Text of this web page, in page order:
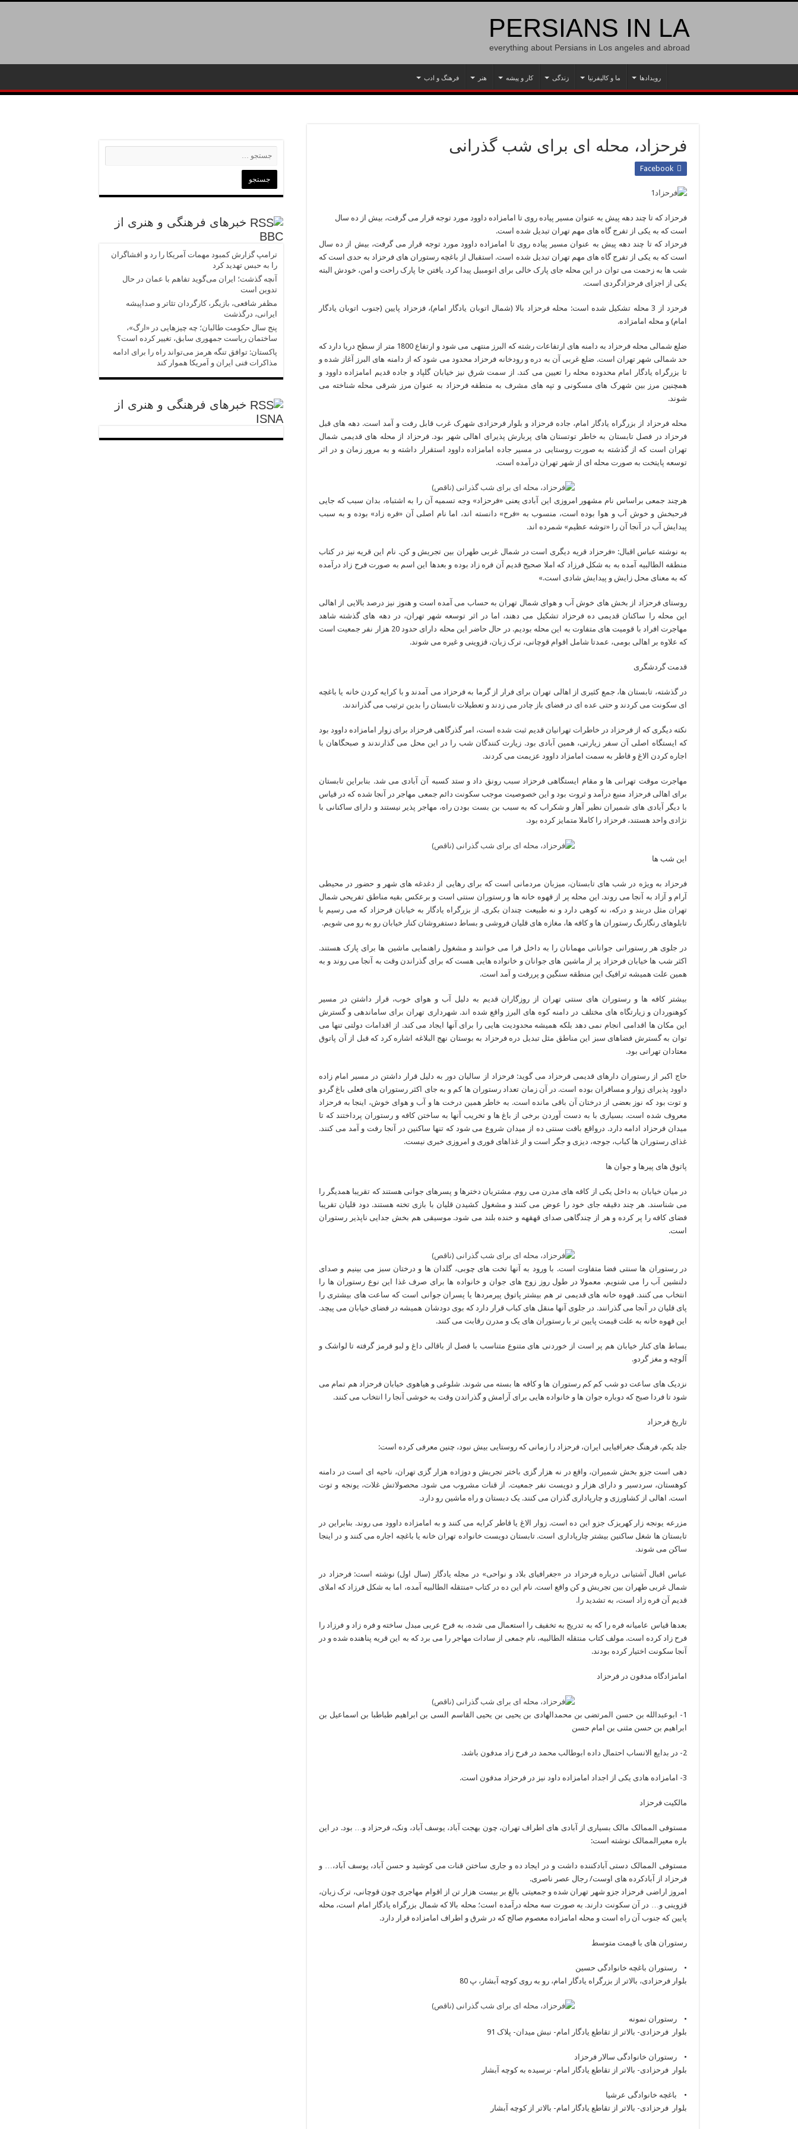
PERSIANS IN LA
everything about Persians in Los angeles and abroad
رویدادها ما و کالیفرنیا زندگی کار و پیشه هنر فرهنگ و ادب
فرحزاد، محله ای برای شب گذرانی
Facebook
فرحزاد که تا چند دهه پیش به عنوان مسیر پیاده روی تا امامزاده داوود مورد توجه قرار می گرفت، بیش از ده سال
است که به یکی از تفرج گاه های مهم تهران تبدیل شده است.
فرحزاد که تا چند دهه پیش به عنوان مسیر پیاده روی تا امامزاده داوود مورد توجه قرار می گرفت، بیش از ده سال
است که به یکی از تفرج گاه های مهم تهران تبدیل شده است. استقبال از باغچه رستوران های فرحزاد به حدی است که
شب ها به زحمت می توان در این محله جای پارک خالی برای اتومبیل پیدا کرد. یافتن جا پارک راحت و امن، خودش البته
یکی از اجزای فرحزادگردی است.
فرحزد از 3 محله تشکیل شده است: محله فرحزاد بالا (شمال اتوبان یادگار امام)، فزحزاد پایین (جنوب اتوبان یادگار
امام) و محله امامزاده.
ضلع شمالی محله فرحزاد به دامنه های ارتفاعات رشته که البرز منتهی می شود و ارتفاع 1800 متر از سطح دریا دارد که
حد شمالی شهر تهران است. ضلع غربی آن به دره و رودخانه فرحزاد محدود می شود که از دامنه های البرز آغاز شده و
تا بزرگراه یادگار امام محدوده محله را تعیین می کند. از سمت شرق نیز خیابان گلپاد و جاده قدیم امامزاده داوود و
همچنین مرز بین شهرک های مسکونی و تپه های مشرف به منطقه فرحزاد به عنوان مرز شرقی محله شناخته می
شوند.
محله فرحزاد از بزرگراه یادگار امام، جاده فرحزاد و بلوار فرحزادی شهرک غرب قابل رفت و آمد است. دهه های قبل
فرحزاد در فصل تابستان به خاطر توتستان های پربارش پذیرای اهالی شهر بود. فرحزاد از محله های قدیمی شمال
تهران است که از گذشته به صورت روستایی در مسیر جاده امامزاده داوود استقرار داشته و به مرور زمان و در اثر
توسعه پایتخت به صورت محله ای از شهر تهران درآمده است.
هرچند جمعی براساس نام مشهور امروزی این آبادی یعنی «فرحزاد» وجه تسمیه آن را به اشتباه، بدان سبب که جایی
فرحبخش و خوش آب و هوا بوده است، منسوب به «فرح» دانسته اند، اما نام اصلی آن «فره زاد» بوده و به سبب
پیدایش آب در آنجا آن را «توشه عظیم» شمرده اند.
به نوشته عباس اقبال: «فرحزاد قریه دیگری است در شمال غربی طهران بین تجریش و کن. نام این قریه نیز در کتاب
منطقه الطالبیه آمده به به شکل فرزاد که املا صحیح قدیم آن فره زاد بوده و بعدها این اسم به صورت فرح زاد درآمده
که به معنای محل زایش و پیدایش شادی است.»
روستای فرحزاد از بخش های خوش آب و هوای شمال تهران به حساب می آمده است و هنوز نیز درصد بالایی از اهالی
این محله را ساکنان قدیمی ده فرحزاد تشکیل می دهند، اما در اثر توسعه شهر تهران، در دهه های گذشته شاهد
مهاجرت افراد با قومیت های متفاوت به این محله بودیم. در حال حاضر این محله دارای حدود 20 هزار نفر جمعیت است
که علاوه بر اهالی بومی، عمدتا شامل اقوام قوچانی، ترک زبان، قزوینی و غیره می شوند.
قدمت گردشگری
در گذشته، تابستان ها، جمع کثیری از اهالی تهران برای فرار از گرما به فرحزاد می آمدند و با کرایه کردن خانه یا باغچه
ای سکونت می کردند و حتی عده ای در فضای باز چادر می زدند و تعطیلات تابستان را بدین ترتیب می گذراندند.
نکته دیگری که از فرحزاد در خاطرات تهرانیان قدیم ثبت شده است، امر گذرگاهی فرحزاد برای زوار امامزاده داوود بود
که ایستگاه اصلی آن سفر زیارتی، همین آبادی بود. زیارت کنندگان شب را در این محل می گذارندند و صبحگاهان با
اجاره کردن الاغ و قاطر به سمت امامزاد داوود عزیمت می کردند.
مهاجرت موقت تهرانی ها و مقام ایستگاهی فرحزاد سبب رونق داد و ستد کسبه آن آبادی می شد. بنابراین تابستان
برای اهالی فرحزاد منبع درآمد و ثروت بود و این خصوصیت موجب سکونت دائم جمعی مهاجر در آنجا شده که در قیاس
با دیگر آبادی های شمیران نظیر آهار و شکراب که به سبب بن بست بودن راه، مهاجر پذیر نیستند و دارای ساکنانی با
نژادی واحد هستند، فرحزاد را کاملا متمایز کرده بود.
این شب ها
فرحزاد به ویژه در شب های تابستان، میزبان مردمانی است که برای رهایی از دغدغه های شهر و حضور در محیطی
آرام و آزاد به آنجا می روند. این محله پر از قهوه خانه ها و رستوران سنتی است و برعکس بقیه مناطق تفریحی شمال
تهران مثل دربند و درکه، نه کوهی دارد و نه طبیعت چندان بکری. از بزرگراه یادگار به خیابان فرحزاد که می رسیم با
تابلوهای رنگارنگ رستوران ها و کافه ها، مغازه های قلیان فروشی و بساط دستفروشان کنار خیابان رو به رو می شویم.
در جلوی هر رستورانی جوانانی مهمانان را به داخل فرا می خوانند و مشغول راهنمایی ماشین ها برای پارک هستند.
اکثر شب ها خیابان فرحزاد پر از ماشین های جوانان و خانواده هایی هست که برای گذراندن وقت به آنجا می روند و به
همین علت همیشه ترافیک این منطقه سنگین و پررفت و آمد است.
بیشتر کافه ها و رستوران های سنتی تهران از روزگاران قدیم به دلیل آب و هوای خوب، قرار داشتن در مسیر
کوهنوردان و زیارتگاه های مختلف در دامنه کوه های البرز واقع شده اند. شهرداری تهران برای ساماندهی و گسترش
این مکان ها اقدامی انجام نمی دهد بلکه همیشه محدودیت هایی را برای آنها ایجاد می کند. از اقدامات دولتی تنها می
توان به گسترش فضاهای سبز این مناطق مثل تبدیل دره فرحزاد به بوستان نهج البلاغه اشاره کرد که قبل از آن پاتوق
معتادان تهرانی بود.
حاج اکبر از رستوران دارهای قدیمی فرحزاد می گوید: فرحزاد از سالیان دور به دلیل قرار داشتن در مسیر امام زاده
داوود پذیرای زوار و مسافران بوده است. در آن زمان تعداد رستوران ها کم و به جای اکثر رستوران های فعلی باغ گردو
و توت بود که نوز بعضی از درختان آن باقی مانده است. به خاطر همین درخت ها و آب و هوای خوش، اینجا به فرحزاد
معروف شده است. بسیاری با به دست آوردن برخی از باغ ها و تخریب آنها به ساختن کافه و رستوران پرداختند که تا
میدان فرحزاد ادامه دارد. درواقع بافت سنتی ده از میدان شروع می شود که تنها ساکنین در آنجا رفت و آمد می کنند.
غذای رستوران ها کباب، جوجه، دیزی و جگر است و از غذاهای فوری و امروزی خبری نیست.
پاتوق های پیرها و جوان ها
در میان خیابان به داخل یکی از کافه های مدرن می روم. مشتریان دخترها و پسرهای جوانی هستند که تقریبا همدیگر را
می شناسند. هر چند دقیقه جای خود را عوض می کنند و مشغول کشیدن قلیان با بازی تخته هستند. دود قلیان تقریبا
فضای کافه را پر کرده و هر از چندگاهی صدای قهقهه و خنده بلند می شود. موسیقی هم بخش جدایی ناپذیر رستوران
است.
در رستوران ها سنتی فضا متفاوت است. با ورود به آنها تخت های چوبی، گلدان ها و درختان سبز می بینیم و صدای
دلنشین آب را می شنویم. معمولا در طول روز زوج های جوان و خانواده ها برای صرف غذا این نوع رستوران ها را
انتخاب می کنند. قهوه خانه های قدیمی تر هم بیشتر پاتوق پیرمردها یا پسران جوانی است که ساعت های بیشتری را
پای قلیان در آنجا می گذرانند. در جلوی آنها منقل های کباب قرار دارد که بوی دودشان همیشه در فضای خیابان می پیچد.
این قهوه خانه به علت قیمت پایین تر با رستوران های یک و مدرن رقابت می کنند.
بساط های کنار خیابان هم پر است از خوردنی های متنوع متناسب با فصل از باقالی داغ و لبو قرمز گرفته تا لواشک و
آلوچه و مغز گردو.
نزدیک های ساعت دو شب کم کم رستوران ها و کافه ها بسته می شوند. شلوغی و هیاهوی خیابان فرحزاد هم تمام می
شود تا فردا صبح که دوباره جوان ها و خانواده هایی برای آرامش و گذراندن وقت به خوشی آنجا را انتخاب می کنند.
تاریخ فرحزاد
جلد یکم، فرهنگ جغرافیایی ایران، فرحزاد را زمانی که روستایی بیش نبود، چنین معرفی کرده است:
دهی است جزو بخش شمیران، واقع در نه هزار گزی باختر تجریش و دوزاده هزار گزی تهران، ناحیه ای است در دامنه
کوهستان، سردسیر و دارای هزار و دویست نفر جمعیت. از قنات مشروب می شود. محصولاتش غلات، یونجه و توت
است. اهالی از کشاورزی و چارپاداری گذران می کنند. یک دبستان و راه ماشین رو دارد.
مزرعه یونجه زار کهریزک جزو این ده است. زوار الاغ یا قاطر کرایه می کنند و به امامزاده داوود می روند. بنابراین در
تابستان ها شغل ساکنین بیشتر چارپاداری است. تابستان دویست خانواده تهران خانه یا باغچه اجاره می کنند و در اینجا
ساکن می شوند.
عباس اقبال آشتیانی درباره فرحزاد در «جغرافیای بلاد و نواحی» در مجله یادگار (سال اول) نوشته است: فرحزاد در
شمال غربی طهران بین تجریش و کن واقع است. نام این ده در کتاب «منتقله الطالبیه آمده، اما به شکل فرزاد که املای
قدیم آن فره زاد است، به تشدید را.
بعدها قیاس عامیانه فره را که به تدریج به تخفیف را استعمال می شده، به فرح عربی مبدل ساخته و فره زاد و فرزاد را
فرح زاد کرده است. مولف کتاب منتقله الطالبیه، نام جمعی از سادات مهاجر را می برد که به این قریه پناهنده شده و در
آنجا سکونت اختیار کرده بودند.
امامزادگاه مدفون در فرحزاد
1- ابوعبدالله بن حسن المرتضی بن محمدالهادی بن یحیی بن یحیی القاسم السی بن ابراهیم طباطبا بن اسماعیل بن
ابراهیم بن حسن مثنی بن امام حسن
2- در بدایع الانساب احتمال داده ابوطالب محمد در فرح زاد مدفون باشد.
3- امامزاده هادی یکی از اجداد امامزاده داود نیز در فرحزاد مدفون است.
مالکیت فرحزاد
مستوفی الممالک مالک بسیاری از آبادی های اطراف تهران، چون بهجت آباد، یوسف آباد، ونک، فرحزاد و… بود. در این
باره معیرالممالک نوشته است:
مستوفی الممالک دستی آبادکننده داشت و در ایجاد ده و جاری ساختن قنات می کوشید و حسن آباد، یوسف آباد،… و
فرحزاد از آبادکرده های اوست/ رجال عصر ناصری.
امروز اراضی فرحزاد جزو شهر تهران شده و جمعیتی بالغ بر بیست هزار تن از اقوام مهاجری چون قوچانی، ترک زبان،
قزوینی و… در آن سکونت دارند. به صورت سه محله درآمده است؛ محله بالا که شمال بزرگراه یادگار امام است، محله
پایین که جنوب آن راه است و محله امامزاده معصوم صالح که در شرق و اطراف امامزاده قرار دارد.
رستوران های با قیمت متوسط
• رستوران باغچه خانوادگی حسین
بلوار فرحزادی، بالاتر از بزرگراه یادگار امام، رو به روی کوچه آبشار، پ 80
• رستوران نمونه
بلوار فرحزادی- بالاتر از تقاطع یادگار امام- نبش میدان- پلاک 91
• رستوران خانوادگی سالار فرحزاد
بلوار فرحزادی- بالاتر از تقاطع یادگار امام- نرسیده به کوچه آبشار
• باغچه خانوادگی عرشیا
بلوار فرحزادی- بالاتر از تقاطع یادگار امام- بالاتر از کوچه آبشار
خبرهای فرهنگی و هنری از
BBC
ترامپ گزارش کمبود مهمات آمریکا را رد و افشاگران
را به حبس تهدید کرد
آنچه گذشت؛ ایران می‌گوید تفاهم با عمان در حال
تدوین است
مظفر شافعی، بازیگر، کارگردان تئاتر و صداپیشه
ایرانی، درگذشت
پنج سال حکومت طالبان؛ چه چیزهایی در «ارگ»،
ساختمان ریاست جمهوری سابق، تغییر کرده است؟
پاکستان: توافق تنگه هرمز می‌تواند راه را برای ادامه
مذاکرات فنی ایران و آمریکا هموار کند
خبرهای فرهنگی و هنری از
ISNA